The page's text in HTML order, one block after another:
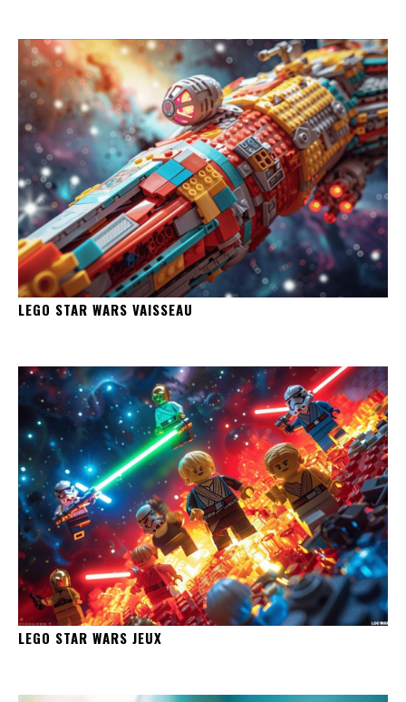
LEGO STAR WARS VAISSEAU
LEGO STAR WARS JEUX